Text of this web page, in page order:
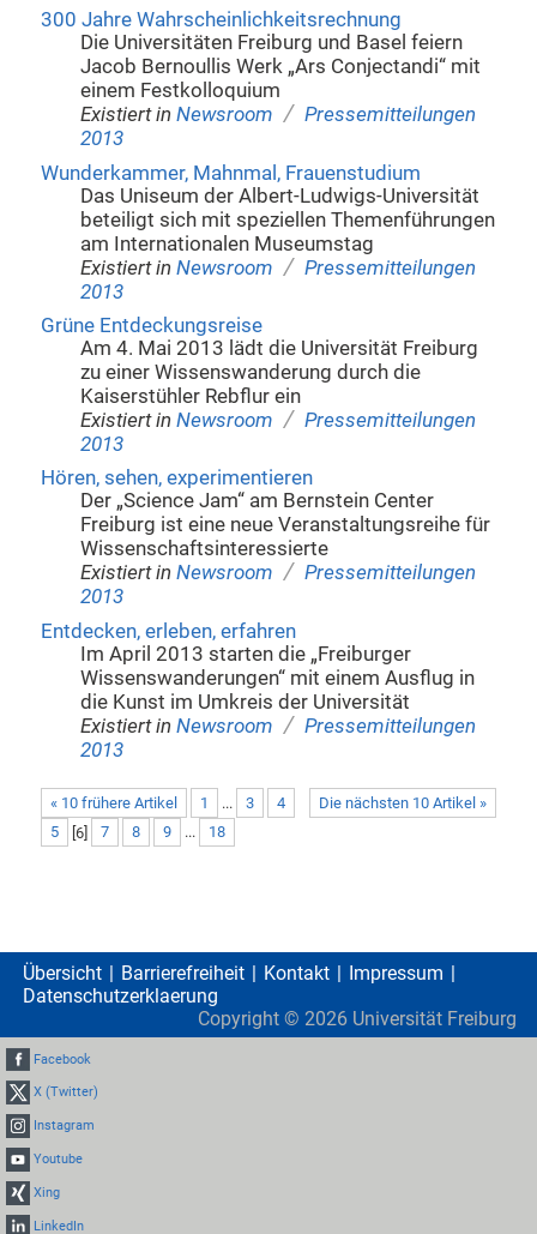
300 Jahre Wahrscheinlichkeitsrechnung
Die Universitäten Freiburg und Basel feiern
Jacob Bernoullis Werk „Ars Conjectandi“ mit
einem Festkolloquium
Existiert in Newsroom / Pressemitteilungen
2013
Wunderkammer, Mahnmal, Frauenstudium
Das Uniseum der Albert-Ludwigs-Universität
beteiligt sich mit speziellen Themenführungen
am Internationalen Museumstag
Existiert in Newsroom / Pressemitteilungen
2013
Grüne Entdeckungsreise
Am 4. Mai 2013 lädt die Universität Freiburg
zu einer Wissenswanderung durch die
Kaiserstühler Rebflur ein
Existiert in Newsroom / Pressemitteilungen
2013
Hören, sehen, experimentieren
Der „Science Jam“ am Bernstein Center
Freiburg ist eine neue Veranstaltungsreihe für
Wissenschaftsinteressierte
Existiert in Newsroom / Pressemitteilungen
2013
Entdecken, erleben, erfahren
Im April 2013 starten die „Freiburger
Wissenswanderungen“ mit einem Ausflug in
die Kunst im Umkreis der Universität
Existiert in Newsroom / Pressemitteilungen
2013
« 10 frühere Artikel Die nächsten 10 Artikel »
1 ... 3
4
5
[6] 7 8 9 ... 18
Übersicht Barrierefreiheit Kontakt
Impressum
Datenschutzerklaerung
Copyright © 2026 Universität Freiburg
Facebook
X (Twitter)
Instagram
Youtube
Xing
LinkedIn